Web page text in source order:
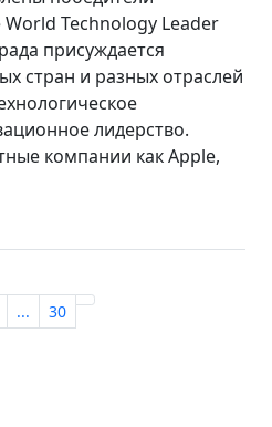
Technology Leader
присуждается
стран и разных отраслей
лидерство.
компании как Apple,
... 30